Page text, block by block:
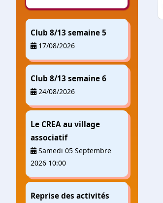
Club 8/13 semaine 5
17/08/2026
Club 8/13 semaine 6
24/08/2026
Le CREA au village
associatif
Samedi 05 Septembre
2026 10:00
Reprise des activités